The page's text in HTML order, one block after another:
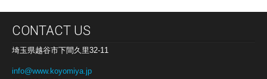
CONTACT US
埼玉県越谷市下間久里32-11
info@www.koyomiya.jp